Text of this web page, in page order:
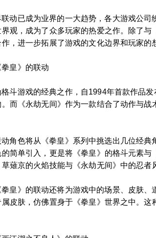
动已成为业界的一大趋势，各大游戏公
观，成为了众多玩家的热爱之作。除了
，进一步拓展了游戏的文化边界和玩家的
拳皇》的联动
格斗游戏的经典之作，自1994年首款作品
而《永劫无间》作为一款结合了动作与
动角色将从《拳皇》系列中挑选出几位经
简单引入，更是将《拳皇》的格斗元素
薙京的火焰技能与《永劫无间》中的忍
拳皇》的联动还将为游戏中的场景、皮肤
皮肤，仿佛置身于《拳皇》世界之中。